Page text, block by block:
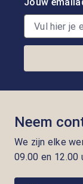
Neem
We zijn elke
09.00 en 12.00